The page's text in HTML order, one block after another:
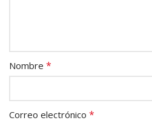
Nombre *
Correo electrónico *